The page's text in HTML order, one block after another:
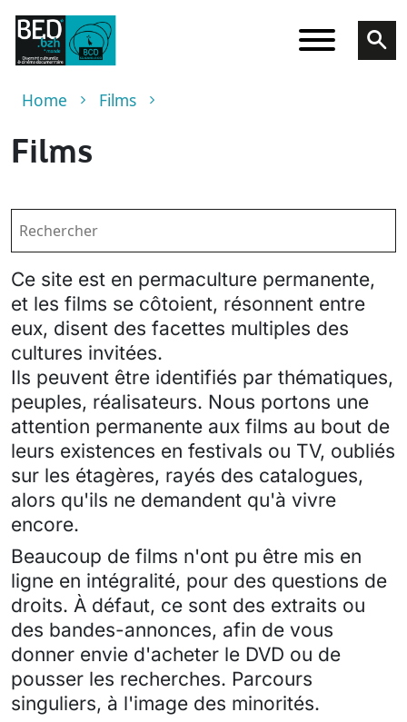
Skip to main content
Breadcrumb
Home Films
Films
Ce site est en permaculture permanente,
et les films se côtoient, résonnent entre
eux, disent des facettes multiples des
cultures invitées.
Ils peuvent être identifiés par thématiques,
peuples, réalisateurs. Nous portons une
attention permanente aux films au bout de
leurs existences en festivals ou TV, oubliés
sur les étagères, rayés des catalogues,
alors qu'ils ne demandent qu'à vivre
encore.
Beaucoup de films n'ont pu être mis en
ligne en intégralité, pour des questions de
droits. À défaut, ce sont des extraits ou
des bandes-annonces, afin de vous
donner envie d'acheter le DVD ou de
pousser les recherches. Parcours
singuliers, à l'image des minorités.